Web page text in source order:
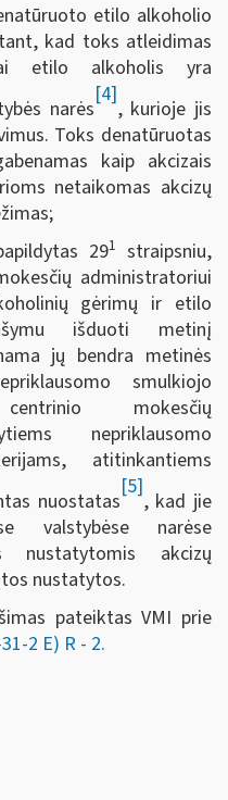
etilo alkoholio
kad toks atleidimas
etilo alkoholis yra
narės
[4]
, kurioje jis
Toks denatūruotas
kaip akcizais
netaikomas akcizų
291 straipsniu,
administratoriui
gėrimų ir etilo
išduoti metinį
jų bendra metinės
smulkiojo
mokesčių
nepriklausomo
atitinkantiems
nuostatas
[5]
, kad jie
valstybėse narėse
nustatytomis akcizų
nustatytos.
pateiktas VMI prie
2 E) R - 2.